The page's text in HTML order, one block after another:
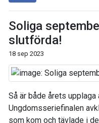
Soliga
slutförda!
18 sep 2023
Så är både årets
Ungdomsseriefinalen
som kom och tävlade i